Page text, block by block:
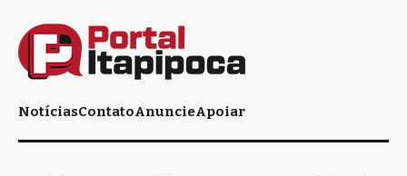
NotíciasContatoAnuncieApoiar